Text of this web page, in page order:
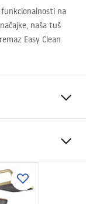
na
naša tuš
Easy Clean